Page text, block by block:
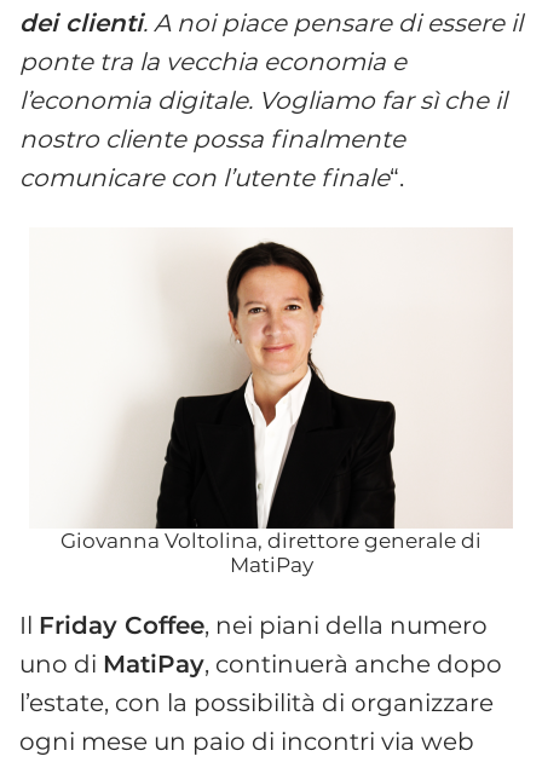
dei clienti. A noi piace pensare di essere il
ponte tra la vecchia economia e
l’economia digitale. Vogliamo far sì che il
nostro cliente possa finalmente
comunicare con l’utente finale“.
Giovanna Voltolina, direttore generale di
MatiPay
Il Friday Coffee, nei piani della numero
uno di MatiPay, continuerà anche dopo
l’estate, con la possibilità di organizzare
ogni mese un paio di incontri via web